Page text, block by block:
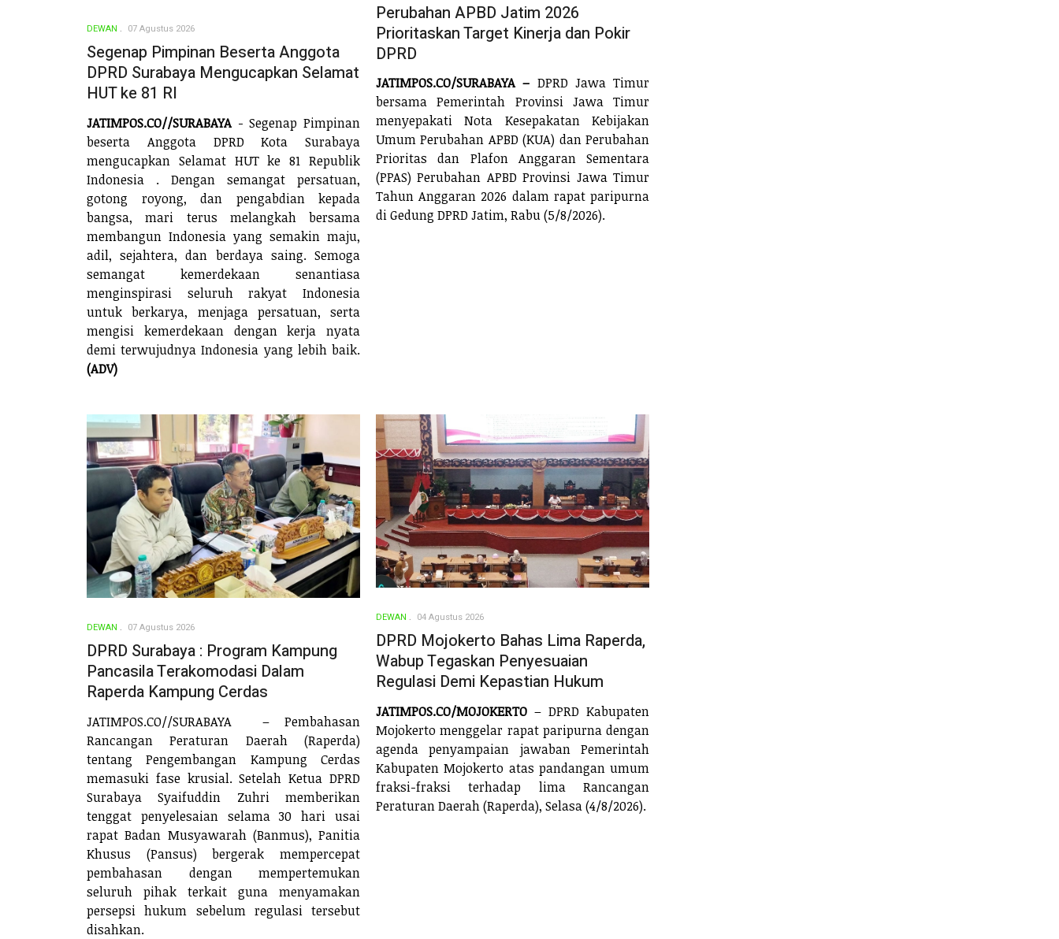
DEWAN 07 Agustus 2026
Segenap Pimpinan Beserta Anggota
DPRD Surabaya Mengucapkan Selamat
HUT ke 81 RI
JATIMPOS.CO//SURABAYA- Segenap Pimpinan
beserta Anggota DPRD Kota Surabaya
mengucapkan Selamat HUT ke 81 Republik
Indonesia . Dengan semangat persatuan,
gotong royong, dan pengabdian kepada
bangsa, mari terus melangkah bersama
membangun Indonesia yang semakin maju,
adil, sejahtera, dan berdaya saing. Semoga
semangat kemerdekaan senantiasa
menginspirasi seluruh rakyat Indonesia
untuk berkarya, menjaga persatuan, serta
mengisi kemerdekaan dengan kerja nyata
demi terwujudnya Indonesia yang lebih baik.
(ADV)
Perubahan APBD Jatim 2026
Prioritaskan Target Kinerja dan Pokir
DPRD
JATIMPOS.CO/SURABAYA – DPRD Jawa Timur
bersama Pemerintah Provinsi Jawa Timur
menyepakati Nota Kesepakatan Kebijakan
Umum Perubahan APBD (KUA) dan Perubahan
Prioritas dan Plafon Anggaran Sementara
(PPAS) Perubahan APBD Provinsi Jawa Timur
Tahun Anggaran 2026 dalam rapat paripurna
di Gedung DPRD Jatim, Rabu (5/8/2026).
DEWAN 07 Agustus 2026
DPRD Surabaya : Program Kampung
Pancasila Terakomodasi Dalam
Raperda Kampung Cerdas
JATIMPOS.CO//SURABAYA – Pembahasan
Rancangan Peraturan Daerah (Raperda)
tentang Pengembangan Kampung Cerdas
memasuki fase krusial. Setelah Ketua DPRD
Surabaya Syaifuddin Zuhri memberikan
tenggat penyelesaian selama 30 hari usai
rapat Badan Musyawarah (Banmus), Panitia
Khusus (Pansus) bergerak mempercepat
pembahasan dengan mempertemukan
seluruh pihak terkait guna menyamakan
persepsi hukum sebelum regulasi tersebut
disahkan.
DEWAN 04 Agustus 2026
DPRD Mojokerto Bahas Lima Raperda,
Wabup Tegaskan Penyesuaian
Regulasi Demi Kepastian Hukum
JATIMPOS.CO/MOJOKERTO – DPRD Kabupaten
Mojokerto menggelar rapat paripurna dengan
agenda penyampaian jawaban Pemerintah
Kabupaten Mojokerto atas pandangan umum
fraksi-fraksi terhadap lima Rancangan
Peraturan Daerah (Raperda), Selasa (4/8/2026).